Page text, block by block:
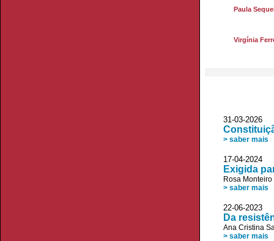
Paula
Virgínia
31-03-
> saber mais
17-04-2024
Exigida
Rosa Monteiro
> saber mais
22-06-
Da
Ana Cristina
> saber mais